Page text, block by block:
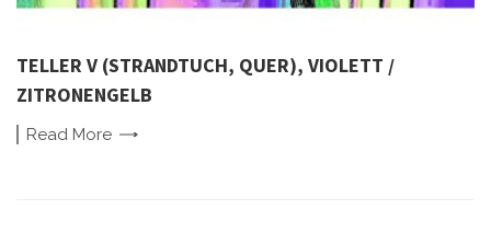
TELLER V (STRANDTUCH, QUER), VIOLETT /
ZITRONENGELB
Read More